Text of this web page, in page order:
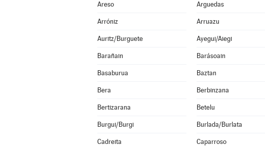
Areso Arguedas
Arróniz Arruazu
Auritz/Burguete Ayegui/Aiegi
Barañain Barásoain
Basaburua Baztan
Bera Berbinzana
Bertizarana Betelu
Burgui/Burgi Burlada/Burlata
Cadreita Caparroso